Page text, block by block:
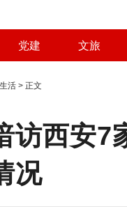
党建 文旅
活 > 正文
访西安7
况